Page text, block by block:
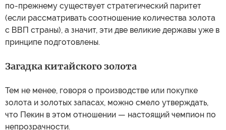
по-прежнему существует стратегический паритет
(если рассматривать соотношение количества золота
с ВВП страны), а значит, эти две великие державы уже в
принципе подготовлены.
Загадка китайского золота
Тем не менее, говоря о производстве или покупке
золота и золотых запасах, можно смело утверждать,
что Пекин в этом отношении — настоящий чемпион по
непрозрачности.